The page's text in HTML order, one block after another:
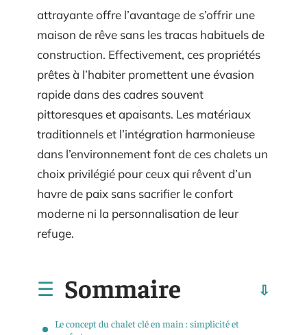
attrayante offre l’avantage de s’offrir une
maison de rêve sans les tracas habituels de
construction. Effectivement, ces propriétés
prêtes à l’habiter promettent une évasion
rapide dans des cadres souvent
pittoresques et apaisants. Les matériaux
traditionnels et l’intégration harmonieuse
dans l’environnement font de ces chalets un
choix privilégié pour ceux qui rêvent d’un
havre de paix sans sacrifier le confort
moderne ni la personnalisation de leur
refuge.
Sommaire
Le concept du chalet clé en main : simplicité et